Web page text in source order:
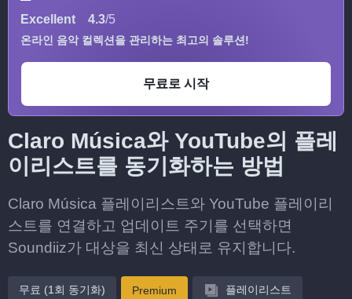
Excellent 4.3/5
온라인 음악 컬렉션을 관리하는 최고의 솔루션!
무료로 시작
Claro Música와 YouTube의 플레
이리스트를 동기화하는 방법
Claro Música 플레이리스트와 YouTube 플레이리
스트를 연결하고 업데이트 주기를 선택하면
Soundiiz가 대상을 최신 상태로 유지합니다.
무료 (1회 동기화) Premium 플레이리스트